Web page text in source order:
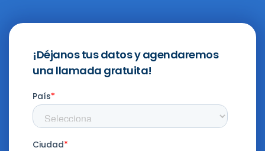
¡Déjanos tus datos y agendaremos
una llamada gratuita!